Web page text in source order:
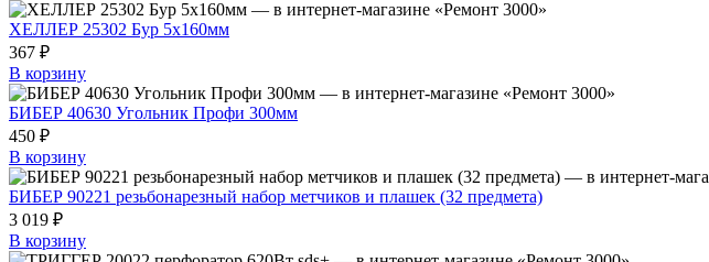
ХЕЛЛЕР 25302 Бур 5х160мм
367 ₽
В корзину
БИБЕР 40630 Угольник Профи 300мм
450 ₽
В корзину
БИБЕР 90221 резьбонарезный набор метчиков и плашек (32 предмета)
3 019 ₽
В корзину